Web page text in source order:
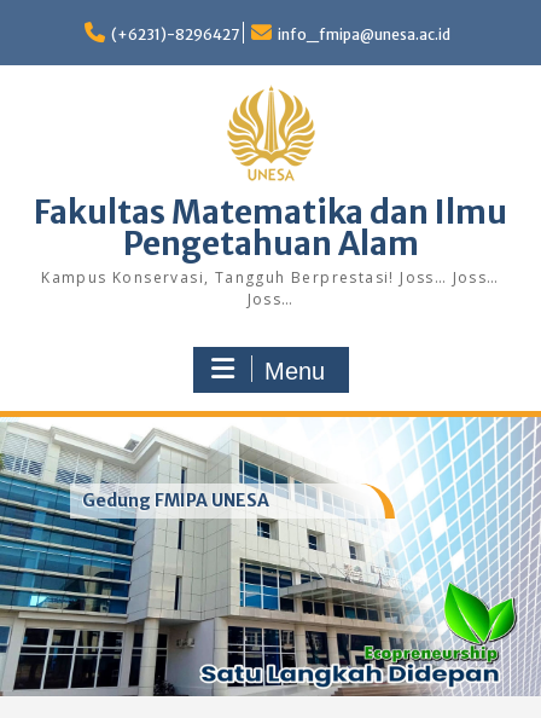
content
(+6231)-8296427 info_fmipa@unesa.ac.id
Fakultas Matematika dan Ilmu
Pengetahuan Alam
Kampus Konservasi, Tangguh Berprestasi! Joss… Joss…
Joss…
Menu
Gedung FMIPA UNESA